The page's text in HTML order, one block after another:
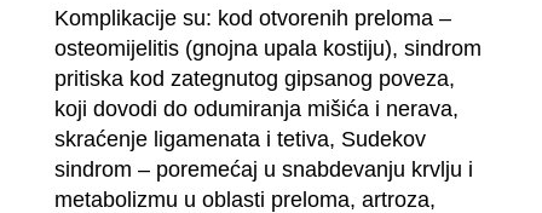
Komplikacije su: kod otvorenih preloma –
osteomijelitis (gnojna upala kostiju), sindrom
pritiska kod zategnutog gipsanog poveza,
koji dovodi do odumiranja mišića i nerava,
skraćenje ligamenata i tetiva, Sudekov
sindrom – poremećaj u snabdevanju krvlju i
metabolizmu u oblasti preloma, artroza,